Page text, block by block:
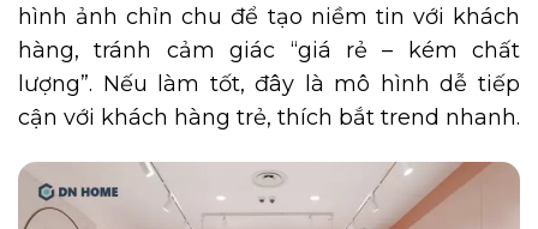
hình ảnh chỉn chu để tạo niềm tin với khách
hàng, tránh cảm giác “giá rẻ – kém chất
lượng”. Nếu làm tốt, đây là mô hình dễ tiếp
cận với khách hàng trẻ, thích bắt trend nhanh.